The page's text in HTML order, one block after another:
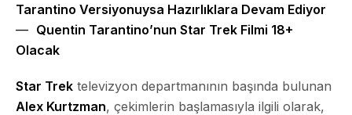
Tarantino Versiyonuysa Hazırlıklara Devam Ediyor
Quentin Tarantino’nun Star Trek Filmi 18+
Olacak
Star Trek televizyon departmanının başında bulunan
Alex Kurtzman, çekimlerin başlamasıyla ilgili olarak,